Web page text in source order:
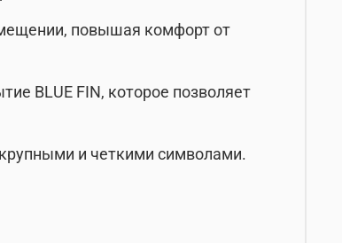
повышая комфорт от
BLUE FIN, которое позволяет
и четкими символами.